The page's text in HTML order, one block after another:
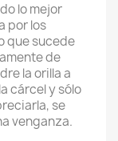
lo mejor
por los
que sucede
de
la orilla a
cárcel y sólo
se
venganza.